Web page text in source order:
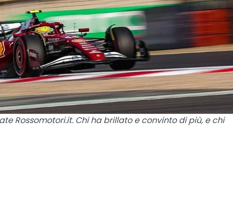
Rossomotori.it. Chi ha brillato e convinto di più, e chi